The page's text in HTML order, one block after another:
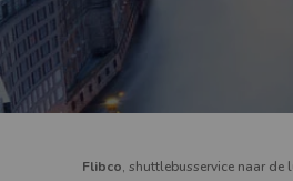
Flibco, shuttlebusservice naar de